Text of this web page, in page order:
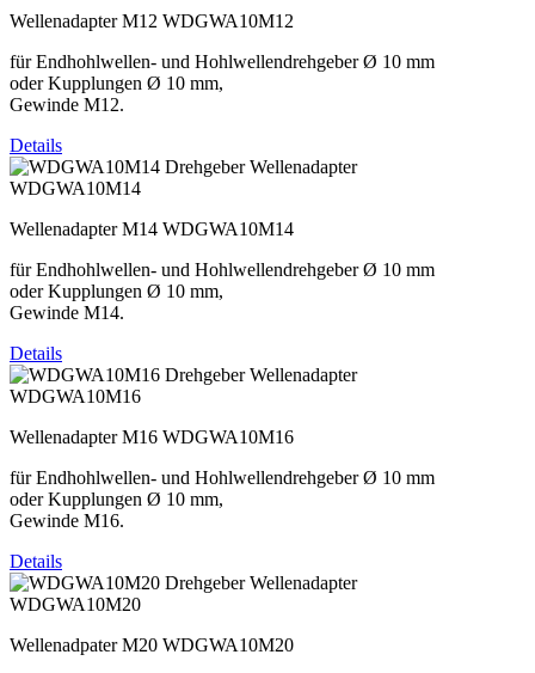
Wellenadapter M12 WDGWA10M12
für Endhohlwellen- und Hohlwellendrehgeber Ø 10 mm
oder Kupplungen Ø 10 mm,
Gewinde M12.
Details
WDGWA10M14
Wellenadapter M14 WDGWA10M14
für Endhohlwellen- und Hohlwellendrehgeber Ø 10 mm
oder Kupplungen Ø 10 mm,
Gewinde M14.
Details
WDGWA10M16
Wellenadapter M16 WDGWA10M16
für Endhohlwellen- und Hohlwellendrehgeber Ø 10 mm
oder Kupplungen Ø 10 mm,
Gewinde M16.
Details
WDGWA10M20
Wellenadpater M20 WDGWA10M20